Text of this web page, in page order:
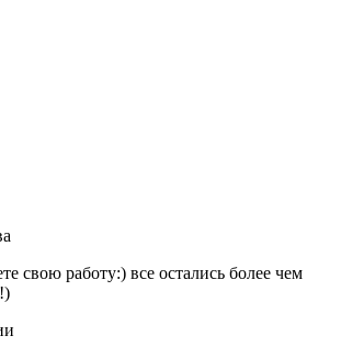
свою работу:) все остались более чем